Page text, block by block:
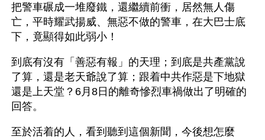
把警車碾成一堆廢鐵，還繼續前衝，居然無人傷
亡，平時耀武揚威、無惡不做的警車，在大巴士底
下，竟顯得如此弱小！
到底有沒有「善惡有報」的天理；到底是共產黨說
了算，還是老天爺說了算；跟着中共作惡是下地獄
還是上天堂？6月8日的離奇慘烈車禍做出了明確的
回答。
至於活着的人，看到聽到這個新聞，今後想怎麼